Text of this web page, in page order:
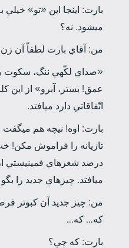
بارت: اينجا اين «تو»
مي­شود. نه؟
من: آقاي بارت لطفاّ آن زن
«صداي لكّه­ي ننگ، سكوت
عمق! بستر، آبرو» از اين
اتّفاقاتي دارد مي­افتد.
بارت: اوه! نيچه هم مي­گفت
درصد شعرهاي فمينيستي
مي­افتد. چيزهاي جديد را
من: چيز جديد آن كبوتر
كه… كه…
بارت: كه چي؟